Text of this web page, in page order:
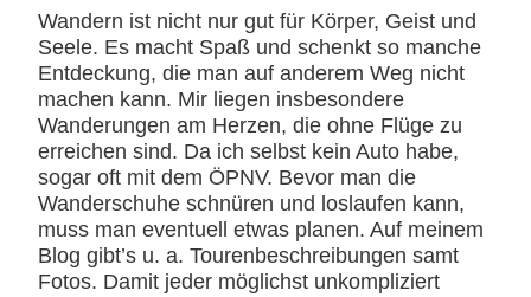
Wandern ist nicht nur gut für Körper, Geist und
Seele. Es macht Spaß und schenkt so manche
Entdeckung, die man auf anderem Weg nicht
machen kann. Mir liegen insbesondere
Wanderungen am Herzen, die ohne Flüge zu
erreichen sind. Da ich selbst kein Auto habe,
sogar oft mit dem ÖPNV. Bevor man die
Wanderschuhe schnüren und loslaufen kann,
muss man eventuell etwas planen. Auf meinem
Blog gibt’s u. a. Tourenbeschreibungen samt
Fotos. Damit jeder möglichst unkompliziert